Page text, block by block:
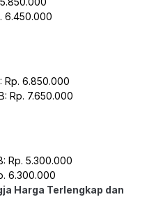
6.450.000
Rp. 6.850.000
Rp. 7.650.000
Rp. 5.300.000
6.300.000
Harga Terlengkap dan